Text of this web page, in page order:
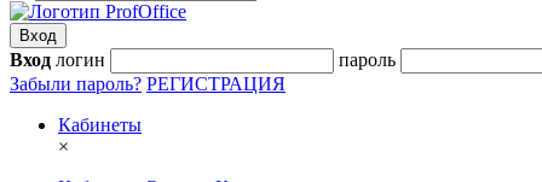
Вход
Вход логин пароль
Забыли пароль? РЕГИСТРАЦИЯ
Кабинеты
×